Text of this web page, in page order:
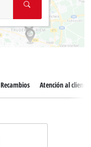
Recambios Atención al cliente